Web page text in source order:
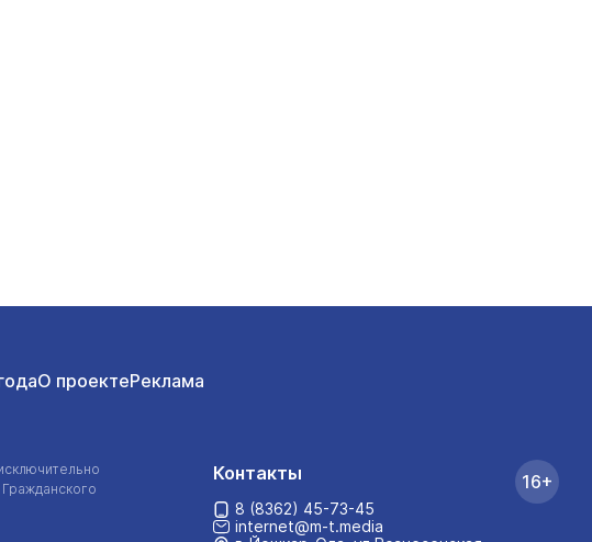
О проектеРеклама
Контакты
8 (8362) 45-73-45
internet@m-t.media
16+